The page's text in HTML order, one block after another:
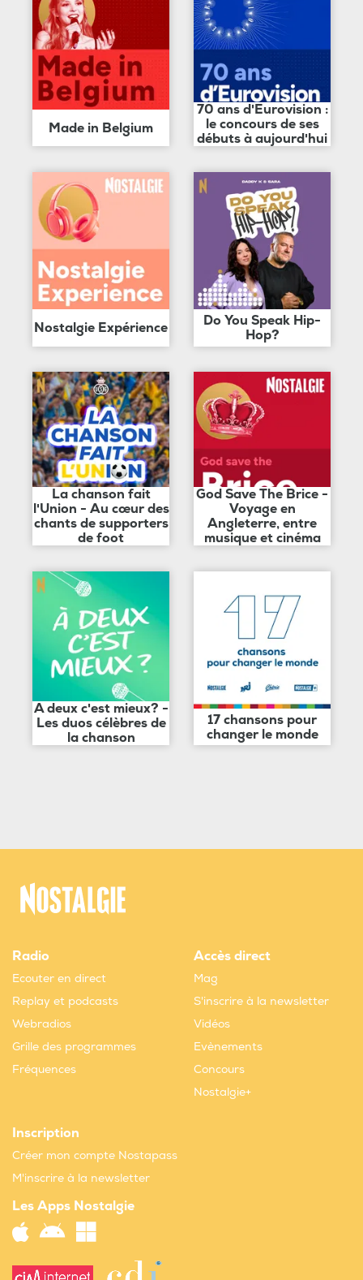
Made in Belgium
70 ans d'Eurovision :
le concours de ses
débuts à aujourd'hui
Nostalgie Expérience
Do You Speak Hip-
Hop?
La chanson fait
l'Union - Au cœur des
chants de supporters
de foot
God Save The Brice -
Voyage en
Angleterre, entre
musique et cinéma
A deux c'est mieux? -
Les duos célèbres de
la chanson
17 chansons pour
changer le monde
Radio
Ecouter en direct
Replay et podcasts
Webradios
Grille des programmes
Fréquences
Accès direct
Mag
S'inscrire à la newsletter
Vidéos
Evènements
Concours
Nostalgie+
Inscription
Créer mon compte Nostapass
M'inscrire à la newsletter
Les Apps Nostalgie